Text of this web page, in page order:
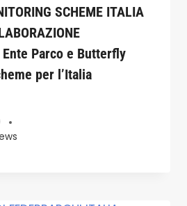
SCHEME ITALIA
Ente Parco e Butterfly
per l’Italia